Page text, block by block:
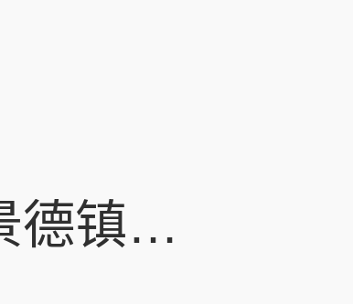
AR小程序：「数字景德镇」焕新遗址体验